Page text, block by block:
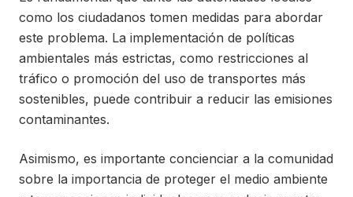
como los ciudadanos tomen medidas para abordar
este problema. La implementación de políticas
ambientales más estrictas, como restricciones al
tráfico o promoción del uso de transportes más
sostenibles, puede contribuir a reducir las emisiones
contaminantes.
Asimismo, es importante concienciar a la comunidad
sobre la importancia de proteger el medio ambiente